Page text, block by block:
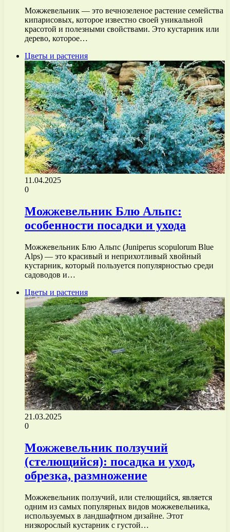
Можжевельник — это вечнозеленое растение семейства
кипарисовых, которое известно своей уникальной
красотой и полезными свойствами. Это кустарник или
дерево, которое…
Цветы и растения
11.04.2025
0
Можжевельник Блю Альпс:
особенности посадки и ухода
Можжевельник Блю Альпс (Juniperus scopulorum Blue
Alps) — это красивый и неприхотливый хвойный
кустарник, который пользуется популярностью среди
садоводов и…
Цветы и растения
21.03.2025
0
Можжевельник ползучий
(стелющийся): посадка и уход,
обрезка, размножение
Можжевельник ползучий, или стелющийся, является
одним из самых популярных видов можжевельника,
используемых в ландшафтном дизайне. Этот
низкорослый кустарник с густой…